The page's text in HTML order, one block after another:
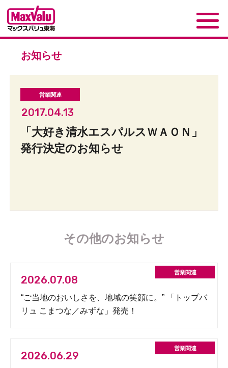
お知らせ
2017.04.13
「大好き清水エスパルスＷＡＯＮ」
発行決定のお知らせ
その他のお知らせ
2026.07.08
“ご当地のおいしさを、地域の笑顔に。” 「トップバ
リュ こまつな／みずな」発売！
2026.06.29